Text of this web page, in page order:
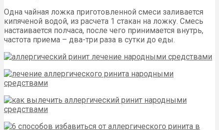
Одна чайная ложка приготовленной смеси заливается
кипяченой водой, из расчета 1 стакан на ложку. Смесь
настаивается полчаса, после чего принимается внутрь,
частота приема – два-три раза в сутки до еды.